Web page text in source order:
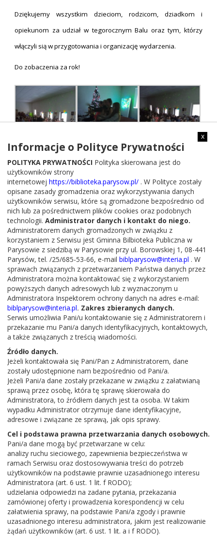
Dziękujemy wszystkim dzieciom, rodzicom, dziadkom i
opiekunom za udział w tegorocznym Balu oraz tym, którzy
włączyli sią w przygotowania i organizację wydarzenia.
Do zobaczenia za rok!
x
Informacje o Polityce Prywatności
POLITYKA PRYWATNOŚCI Polityka skierowana jest do
użytkowników strony
internetowej https://biblioteka.parysow.pl/ . W Polityce zostały
opisane zasady gromadzenia oraz wykorzystywania danych
użytkowników serwisu, które są gromadzone bezpośrednio od
nich lub za pośrednictwem plików cookies oraz podobnych
technologii. Administrator danych i kontakt do niego.
Administratorem danych gromadzonych w związku z
korzystaniem z Serwisu jest Gminna Bilbioteka Publiczna w
Parysowie z siedzibą w Parysowie przy ul. Borowskiej 1, 08-441
Parysów, tel. /25/685-53-66, e-mail biblparysow@interia.pl . W
sprawach związanych z przetwarzaniem Państwa danych przez
Administratora można kontaktować się z wykorzystaniem
powyższych danych adresowych lub z wyznaczonym u
Administratora Inspektorem ochrony danych na adres e-mail:
biblparysow@interia.pl. Zakres zbieranych danych.
Serwis umożliwia Pani/u kontaktowanie się z Administratorem i
przekazanie mu Pani/a danych identyfikacyjnych, kontaktowych,
a także związanych z treścią wiadomości.
Źródło danych.
Jeżeli kontaktowała się Pani/Pan z Administratorem, dane
zostały udostępnione nam bezpośrednio od Pani/a.
Jeżeli Pani/a dane zostały przekazane w związku z załatwianą
sprawą przez osobę, która tę sprawę skierowała do
Administratora, to źródłem danych jest ta osoba. W takim
wypadku Administrator otrzymuje dane identyfikacyjne,
adresowe i związane ze sprawą, jak opis sprawy.
Cel i podstawa prawna przetwarzania danych osobowych.
Pani/a dane mogą być przetwarzane w celu:
analizy ruchu sieciowego, zapewnienia bezpieczeństwa w
ramach Serwisu oraz dostosowywania treści do potrzeb
użytkowników na podstawie prawnie uzasadnionego interesu
Administratora (art. 6 ust. 1 lit. f RODO);
udzielania odpowiedzi na zadane pytania, przekazania
zamówionej oferty i prowadzenia korespondencji w celu
załatwienia sprawy, na podstawie Pani/a zgody i prawnie
uzasadnionego interesu administratora, jakim jest realizowanie
żądań użytkowników (art. 6 ust. 1 lit. a i f RODO).